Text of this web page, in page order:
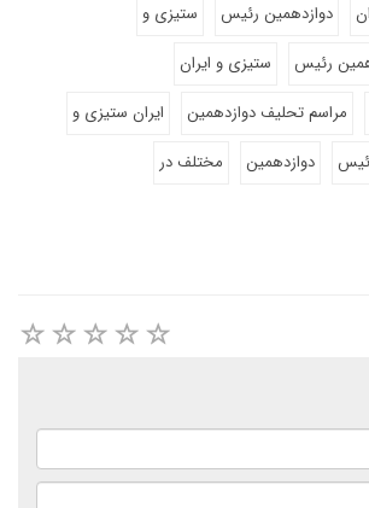
دوازدهمین رئیس
ستیزی و
رئیس
ستیزی و ایران
مراسم تحلیف دوازدهمین
ایران ستیزی و
دوازدهمین
مختلف در